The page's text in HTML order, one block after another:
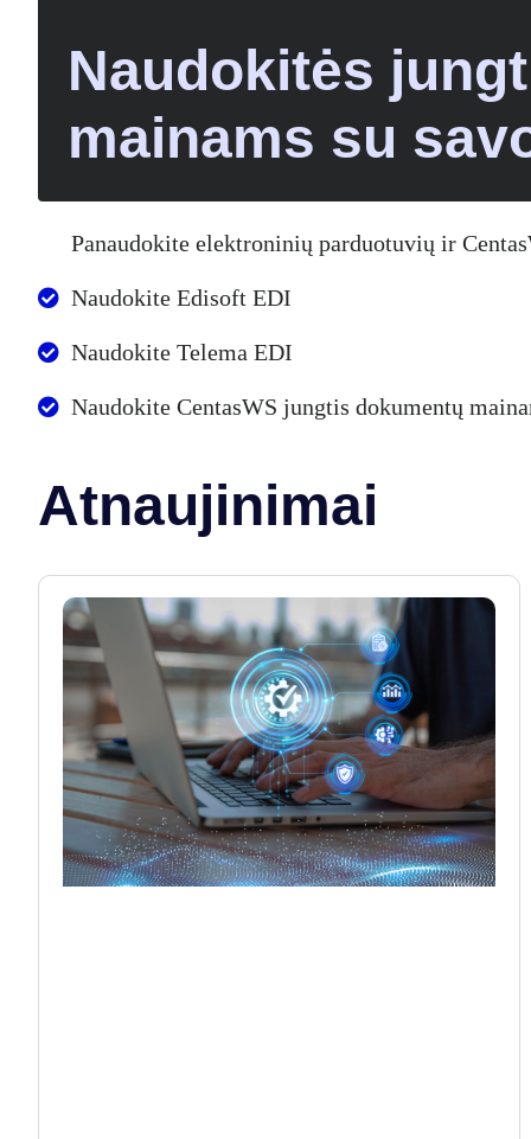
Naudokitės
mainams su
Panaudokite elektroninių parduotuvių ir
Naudokite Edisoft EDI
Naudokite Telema EDI
Naudokite CentasWS jungtis dokumentų
Atnaujinimai